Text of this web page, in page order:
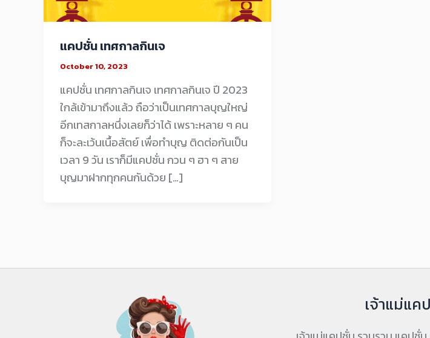
แคปชั่น เทศกาลกินเจ
October 10, 2023
แคปชั่น เทศกาลกินเจ เทศกาลกินเจ ปี 2023
ใกล้เข้ามาถึงแล้ว ถือว่าเป็นเทศกาลบุญใหญ่
อีกเทสกาลหนึ่งเลยก็ว่าได้ เพราะหลาย ๆ คน
ก็จะละเว้นเนื้อสัตย์ เพื่อทำบุญ ติดต่อกันเป็น
เวลา 9 วัน เราก็มีแคปชั่น กวน ๆ ฮา ๆ สาย
บุญมาฝากทุกคนกันด้วย […]
เจ้าแม่แค